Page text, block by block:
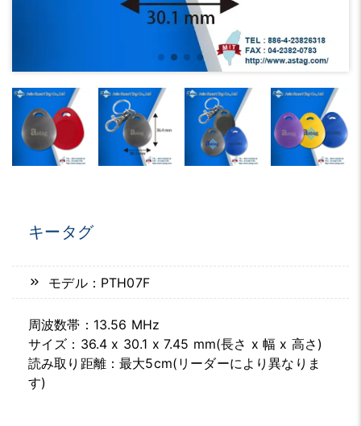
キータグ
モデル：PTH07F
周波数帯：13.56 MHz
サイズ：36.4 x 30.1 x 7.45 mm(長さ x 幅 x 高さ)
読み取り距離：最大5cm(リーダーにより異なりま
す)